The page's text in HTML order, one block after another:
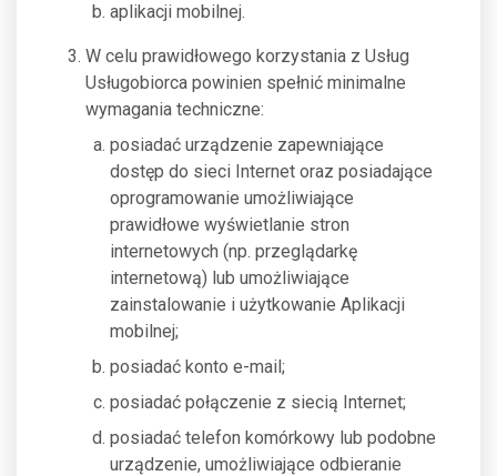
aplikacji mobilnej.
W celu prawidłowego korzystania z Usług
Usługobiorca powinien spełnić minimalne
wymagania techniczne:
posiadać urządzenie zapewniające
dostęp do sieci Internet oraz posiadające
oprogramowanie umożliwiające
prawidłowe wyświetlanie stron
internetowych (np. przeglądarkę
internetową) lub umożliwiające
zainstalowanie i użytkowanie Aplikacji
mobilnej;
posiadać konto e-mail;
posiadać połączenie z siecią Internet;
posiadać telefon komórkowy lub podobne
urządzenie, umożliwiające odbieranie